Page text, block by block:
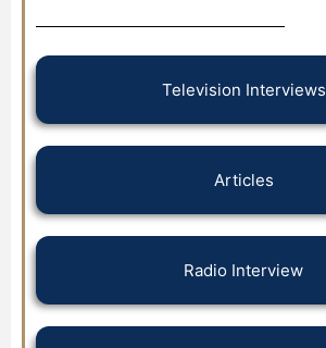
Television Interviews
Articles
Radio Interview